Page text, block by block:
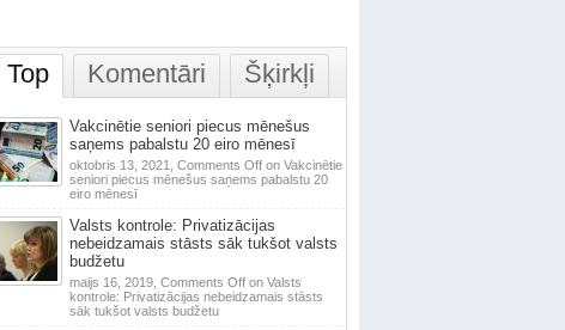
Top Komentāri Šķirkļi
Vakcinētie seniori piecus mēnešus
saņems pabalstu 20 eiro mēnesī
oktobris 13, 2021, Comments Offon Vakcinētie
seniori piecus mēnešus saņems pabalstu 20
eiro mēnesī
Valsts kontrole: Privatizācijas
nebeidzamais stāsts sāk tukšot valsts
budžetu
maijs 16, 2019, Comments Offon Valsts
kontrole: Privatizācijas nebeidzamais stāsts
sāk tukšot valsts budžetu